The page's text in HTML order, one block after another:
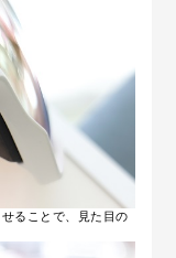
ることで、見た目の